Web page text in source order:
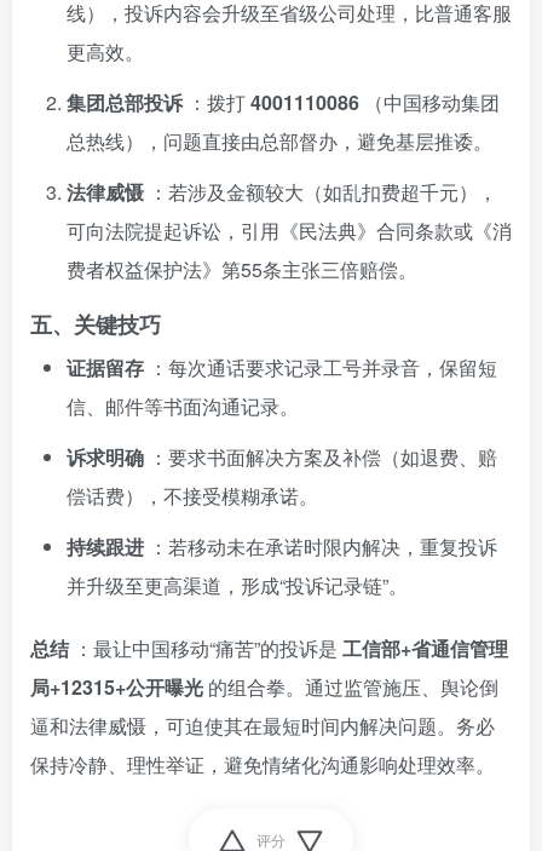
线），投诉内容会升级至省级公司处理，比普通客服
更高效。
集团总部投诉 ：拨打4001110086
（中国移动集团
总热线），问题直接由总部督办，避免基层推诿。
法律威慑 ：若涉及金额较大（如乱扣费超千元），
可向法院提起诉讼，引用《民法典》合同条款或《消
费者权益保护法》第55条主张三倍赔偿。
五、关键技巧
证据留存 ：每次通话要求记录工号并录音，保留短
信、邮件等书面沟通记录。
诉求明确 ：要求书面解决方案及补偿（如退费、赔
偿话费），不接受模糊承诺。
持续跟进 ：若移动未在承诺时限内解决，重复投诉
并升级至更高渠道，形成“投诉记录链”。
总结 ：最让中国移动“痛苦”的投诉是 工信部+省通信管理
局+12315+公开曝光 的组合拳。通过监管施压、舆论倒
逼和法律威慑，可迫使其在最短时间内解决问题。务必
保持冷静、理性举证，避免情绪化沟通影响处理效率。
评分